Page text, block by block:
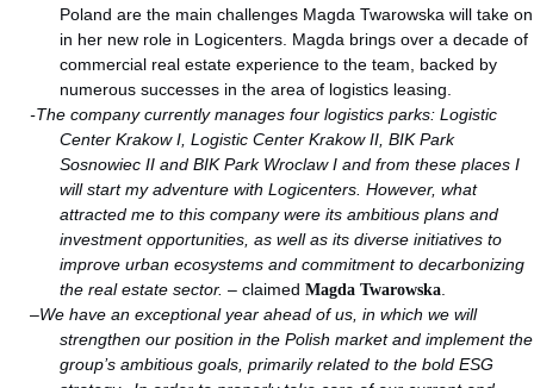
Poland are the main challenges Magda Twarowska will take on
in her new role in Logicenters. Magda brings over a decade of
commercial real estate experience to the team, backed by
numerous successes in the area of logistics leasing.
-The company currently manages four logistics parks: Logistic
Center Krakow I, Logistic Center Krakow II, BIK Park
Sosnowiec II and BIK Park Wroclaw I and from these places I
will start my adventure with Logicenters. However, what
attracted me to this company were its ambitious plans and
investment opportunities, as well as its diverse initiatives to
improve urban ecosystems and commitment to decarbonizing
the real estate sector. – claimedMagda Twarowska
–We have an exceptional year ahead of us, in which we will
strengthen our position in the Polish market and implement the
group’s ambitious goals, primarily related to the bold ESG